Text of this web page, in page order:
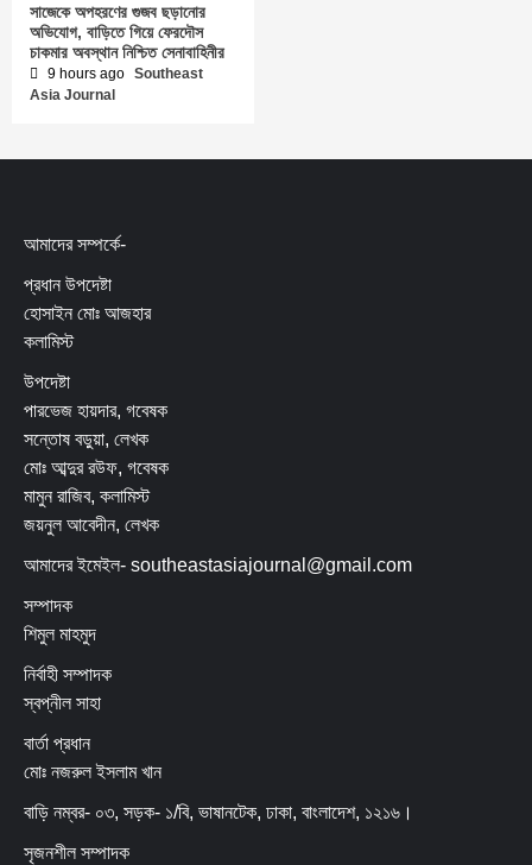
সাজেকে অপহরণের গুজব ছড়ানোর
অভিযোগ, বাড়িতে গিয়ে ফেরদৌস
চাকমার অবস্থান নিশ্চিত সেনাবাহিনীর
9 hours ago Southeast
Asia Journal
আমাদের সম্পর্কে-
প্রধান উপদেষ্টা
হোসাইন মোঃ আজহার
কলামিস্ট
উপদেষ্টা
পারভেজ হায়দার, গবেষক
সন্তোষ বড়ুয়া, লেখক
মোঃ আব্দুর রউফ, গবেষক
মামুন রাজিব, কলামিস্ট
জয়নুল আবেদীন, লেখক
আমাদের ইমেইল- southeastasiajournal@gmail.com
সম্পাদক
শিমুল মাহমুদ
নির্বাহী সম্পাদক
স্বপ্নীল সাহা
বার্তা প্রধান
মোঃ নজরুল ইসলাম খান
বাড়ি নম্বর- ০৩, সড়ক- ১/বি, ভাষানটেক, ঢাকা, বাংলাদেশ, ১২১৬।
সৃজনশীল সম্পাদক